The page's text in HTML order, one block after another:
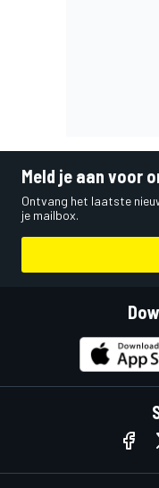
Meld je aan voor
Ontvang het laatste
je mailbox.